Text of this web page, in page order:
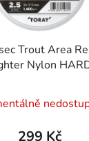
Trout Area
Nylon
299 Kč